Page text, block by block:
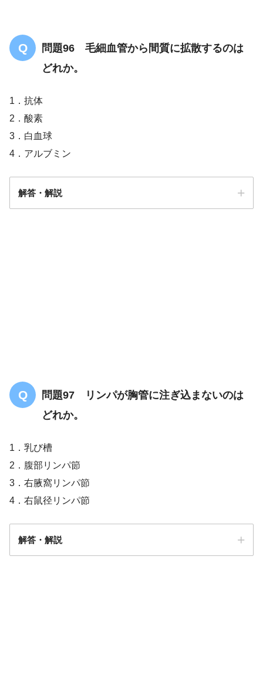
問題96 毛細血管から間質に拡散するのは
どれか。
1．抗体
2．酸素
3．白血球
4．アルブミン
解答・解説
問題97 リンパが胸管に注ぎ込まないのは
どれか。
1．乳び槽
2．腹部リンパ節
3．右腋窩リンパ節
4．右鼠径リンパ節
解答・解説